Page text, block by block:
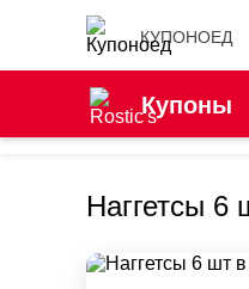
КУПОНОЕД
Купоны
Наггетсы 6